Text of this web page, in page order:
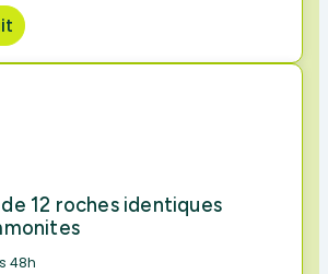
12 roches identiques
48h